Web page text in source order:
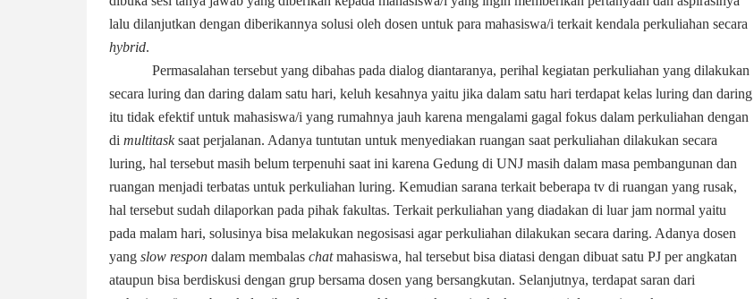
lalu dilanjutkan dengan diberikannya solusi oleh dosen untuk para mahasiswa/i terkait kendala perkuliahan secara
hybrid.
Permasalahan tersebut yang dibahas pada dialog diantaranya, perihal kegiatan perkuliahan yang dilakukan
secara luring dan daring dalam satu hari, keluh kesahnya yaitu jika dalam satu hari terdapat kelas luring dan daring
itu tidak efektif untuk mahasiswa/i yang rumahnya jauh karena mengalami gagal fokus dalam perkuliahan dengan
di multitasksaat perjalanan. Adanya tuntutan untuk menyediakan ruangan saat perkuliahan dilakukan secara
luring, hal tersebut masih belum terpenuhi saat ini karena Gedung di UNJ masih dalam masa pembangunan dan
ruangan menjadi terbatas untuk perkuliahan luring. Kemudian sarana terkait beberapa tv di ruangan yang rusak,
hal tersebut sudah dilaporkan pada pihak fakultas. Terkait perkuliahan yang diadakan di luar jam normal yaitu
pada malam hari, solusinya bisa melakukan negosisasi agar perkuliahan dilakukan secara daring. Adanya dosen
yang slow respon dalam membalas chatmahasiswa hal tersebut bisa diatasi dengan dibuat satu PJ per angkatan
ataupun bisa berdiskusi dengan grup bersama dosen yang bersangkutan. Selanjutnya, terdapat saran dari